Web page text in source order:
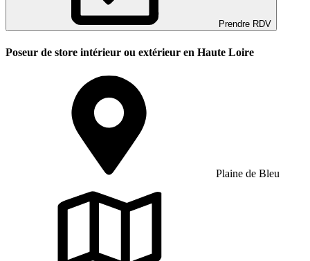
Prendre RDV
Poseur de store intérieur ou extérieur en Haute Loire
Plaine de Bleu